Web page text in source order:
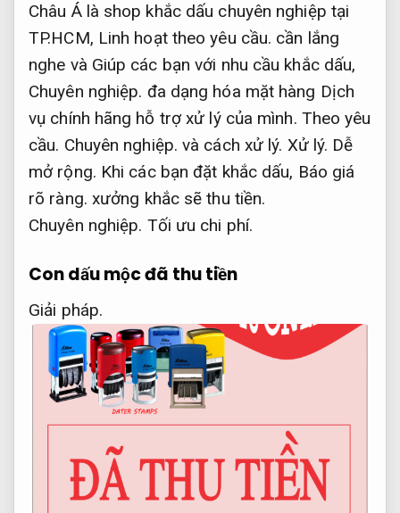
Châu Á là shop khắc dấu chuyên nghiệp tại
TP.HCM, Linh hoạt theo yêu cầu. cần lắng
nghe và Giúp các bạn với nhu cầu khắc dấu,
Chuyên nghiệp. đa dạng hóa mặt hàng Dịch
vụ chính hãng hỗ trợ xử lý của mình. Theo yêu
cầu. Chuyên nghiệp. và cách xử lý. Xử lý. Dễ
mở rộng. Khi các bạn đặt khắc dấu, Báo giá
rõ ràng. xưởng khắc sẽ thu tiền.
Chuyên nghiệp. Tối ưu chi phí.
Con dấu mộc đã thu tiền
Giải pháp.